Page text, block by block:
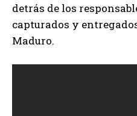
detrás de los
capturados y
Maduro.